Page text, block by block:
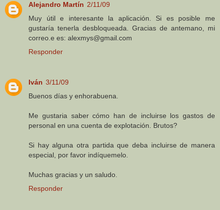
Alejandro Martín 2/11/09
Muy útil e interesante la aplicación. Si es posible me
gustaría tenerla desbloqueada. Gracias de antemano, mi
correo.e es: alexmys@gmail.com
Responder
Iván 3/11/09
Buenos días y enhorabuena.
Me gustaria saber cómo han de incluirse los gastos de
personal en una cuenta de explotación. Brutos?
Si hay alguna otra partida que deba incluirse de manera
especial, por favor indíquemelo.
Muchas gracias y un saludo.
Responder